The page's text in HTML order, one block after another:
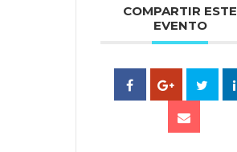
COMPARTIR ESTE
EVENTO